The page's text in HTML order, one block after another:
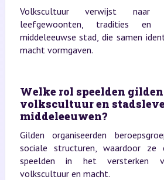
Volkscultuur verwijst naar
leefgewoonten, tradities en
middeleeuwse stad, die samen
macht vormgaven.
Welke rol speelden
volkscultuur en
middeleeuwen?
Gilden organiseerden
sociale structuren, waardoor ze
speelden in het versterken
volkscultuur en macht.